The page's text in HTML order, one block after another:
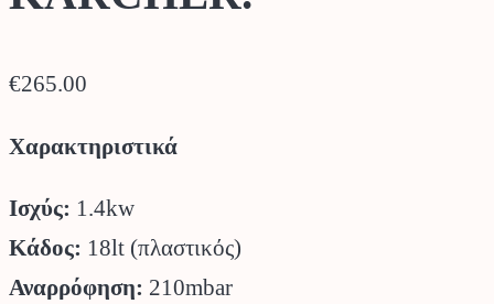
€265.00
Χαρακτηριστικά
Ισχύς: 1.4kw
Κάδος: 18lt (πλαστικός)
Αναρρόφηση: 210mbar